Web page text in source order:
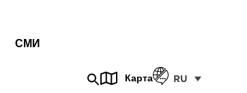
СМИ
Карта RU